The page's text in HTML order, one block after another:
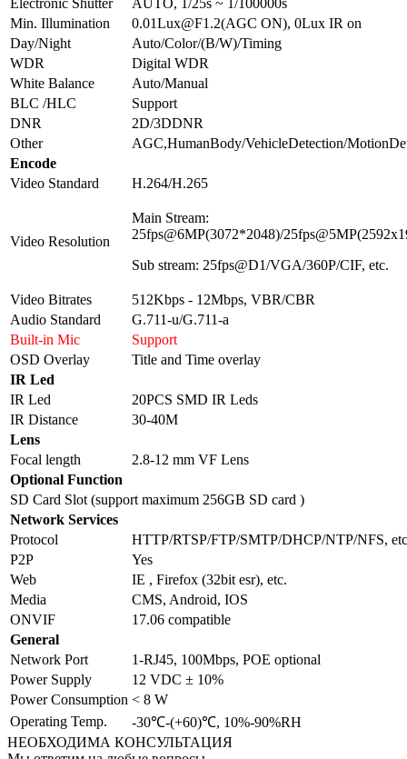
Electronic Shutter
AUTO, 1/25s ~ 1/100000s
Min. Illumination
0.01Lux@F1.2(AGC ON), 0Lux IR on
Day/Night
Auto/Color/(B/W)/Timing
WDR
Digital WDR
White Balance
Auto/Manual
BLC /HLC
Support
DNR
2D/3DDNR
Other
AGC,HumanBody/VehicleDetection/
Encode
Video Standard
H.264/H.265
Video Resolution
Main Stream:
25fps@6MP(3072*2048)/
Sub stream: 25fps@D1/VGA/360P/CIF, etc.
Video Bitrates
512Kbps - 12Mbps, VBR/CBR
Audio Standard
G.711-u/G.711-a
Built-in Mic
Support
OSD Overlay
Title and Time overlay
IR Led
IR Led
20PCS SMD IR Leds
IR Distance
30-40M
Lens
Focal length
2.8-12 mm VF Lens
Optional Function
SD Card Slot (support maximum 256GB SD card )
Network Services
Protocol
HTTP/RTSP/FTP/SMTP/DHCP/NTP/NFS,
P2P
Yes
Web
IE , Firefox (32bit esr), etc.
Media
CMS, Android, IOS
ONVIF
17.06 compatible
General
Network Port
1-RJ45, 100Mbps, POE optional
Power Supply
12 VDC ± 10%
Power Consumption < 8 W
Operating Temp.
-30℃-(+60)℃, 10%-90%RH
НЕОБХОДИМА КОНСУЛЬТАЦИЯ